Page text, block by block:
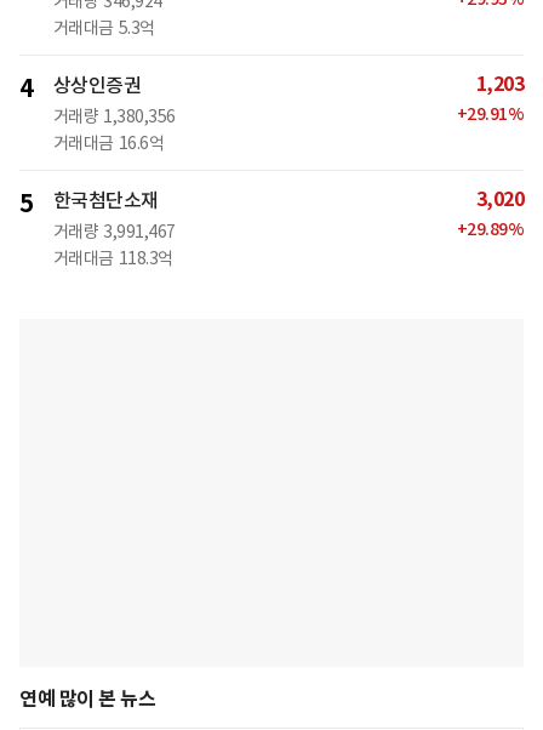
거래대금 5.3억
4 상상인증권
거래량 1,380,356
거래대금 16.6억
1,203
+29.91%
5 한국첨단소재
거래량 3,991,467
거래대금 118.3억
3,020
+29.89%
연예 많이 본 뉴스